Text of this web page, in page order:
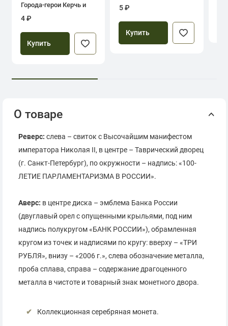
Города-герои Керчь и
Севастополь
4 ₽
Купить
5 ₽
Купить
О товаре
Реверс: слева – свиток с Высочайшим манифестом
императора Николая II, в центре – Таврический дворец
(г. Санкт-Петербург), по окружности – надпись: «100-
ЛЕТИЕ ПАРЛАМЕНТАРИЗМА В РОССИИ».
Аверс: в центре диска – эмблема Банка России
(двуглавый орел с опущенными крыльями, под ним
надпись полукругом «БАНК РОССИИ»), обрамленная
кругом из точек и надписями по кругу: вверху – «ТРИ
РУБЛЯ», внизу – «2006 г.», слева обозначение металла,
проба сплава, справа – содержание драгоценного
металла в чистоте и товарный знак монетного двора.
Коллекционная серебряная монета.